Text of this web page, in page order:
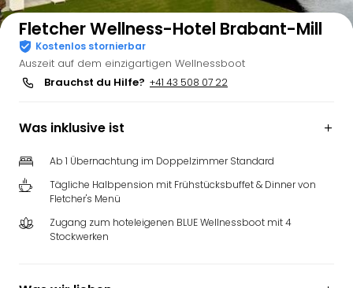
Fletcher Wellness-Hotel Brabant-Mill
Kostenlos stornierbar
Auszeit auf dem einzigartigen Wellnessboot
Brauchst du Hilfe? +41 43 508 07 22
Was inklusive ist
Ab 1 Übernachtung im Doppelzimmer Standard
Tägliche Halbpension mit Frühstücksbuffet & Dinner von
Fletcher's Menü
Zugang zum hoteleigenen BLUE Wellnessboot mit 4
Stockwerken